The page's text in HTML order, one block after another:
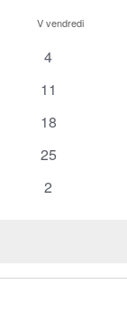
Vvendredi
0
4
0
11
0
18
0
25
0
2